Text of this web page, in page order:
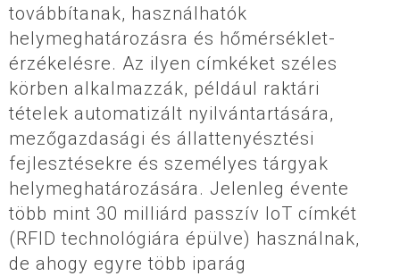
továbbítanak, használhatók
helymeghatározásra és hőmérséklet-
érzékelésre. Az ilyen címkéket széles
körben alkalmazzák, például raktári
tételek automatizált nyilvántartására,
mezőgazdasági és állattenyésztési
fejlesztésekre és személyes tárgyak
helymeghatározására. Jelenleg évente
több mint 30 milliárd passzív IoT címkét
(RFID technológiára épülve) használnak,
de ahogy egyre több iparág